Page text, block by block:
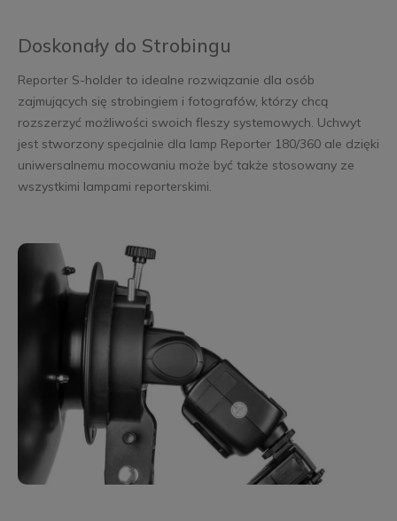
Doskonały do Strobingu
Reporter S-holder to idealne rozwiązanie dla osób
zajmujących się strobingiem i fotografów, którzy chcą
rozszerzyć możliwości swoich fleszy systemowych. Uchwyt
jest stworzony specjalnie dla lamp Reporter 180/360 ale dzięki
uniwersalnemu mocowaniu może być także stosowany ze
wszystkimi lampami reporterskimi.